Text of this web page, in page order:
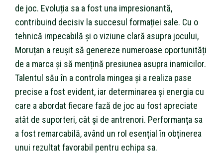
de joc. Evoluția sa a fost una impresionantă,
contribuind decisiv la succesul formației sale. Cu o
tehnică impecabilă și o viziune clară asupra jocului,
Moruțan a reușit să genereze numeroase oportunități
de a marca și să mențină presiunea asupra inamicilor.
Talentul său în a controla mingea și a realiza pase
precise a fost evident, iar determinarea și energia cu
care a abordat fiecare fază de joc au fost apreciate
atât de suporteri, cât și de antrenori. Performanța sa
a fost remarcabilă, având un rol esențial în obținerea
unui rezultat favorabil pentru echipa sa.